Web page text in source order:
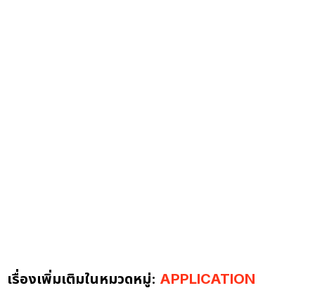
เรื่องเพิ่มเติมในหมวดหมู่: APPLICATION